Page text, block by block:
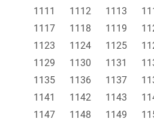
1111
1112 1113
1117
1118 1119
1123
1124 1125
1129
1130 1131
1135
1136 1137
1141
1142 1143
1147
1148 1149